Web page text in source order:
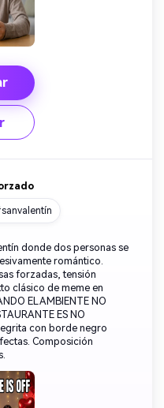
donde dos personas se
romántico.
forzadas, tensión
clásico de meme en
EL AMBIENTE NO
ES NO
con borde negro
Composición